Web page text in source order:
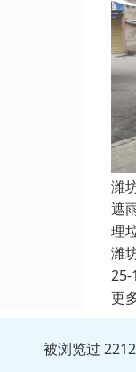
潍
遮
理
潍
25-
更
被浏览过